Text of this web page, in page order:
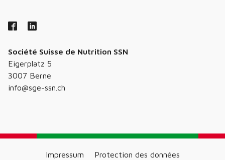
Société Suisse de Nutrition SSN
Eigerplatz 5
3007 Berne
info@sge-ssn.ch
Impressum Protection des données